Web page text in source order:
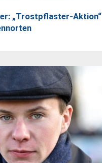
„Trostpflaster-Aktion“